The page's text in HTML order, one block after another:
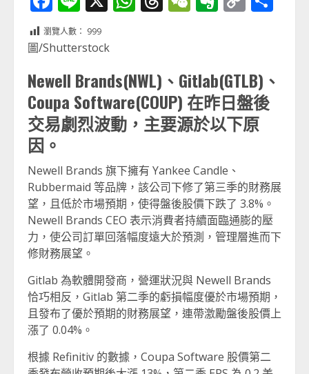
瀏覽人數： 999
圖/Shutterstock
Newell Brands(NWL)、Gitlab(GTLB)、
Coupa Software(COUP) 在昨日盤後
交易劇烈波動，主要源於以下原
因。
Newell Brands 旗下擁有 Yankee Candle、
Rubbermaid 等品牌，該公司下修了第三季的財務展
望，且低於市場預期，使得盤後股價下跌了 3.8%。
Newell Brands CEO 表示消費者持續面臨通膨的壓
力，使公司訂單回落幅度遠大於預測，管理層進而下
修財務展望。
Gitlab 為軟體開發商，營運狀況與 Newell Brands
恰巧相反，Gitlab 第二季的虧損幅度優於市場預期，
且發布了優於預期的財務展望，連帶激勵盤後股價上
漲了 0.04%。
根據 Refinitiv 的數據，Coupa Software 股價第二